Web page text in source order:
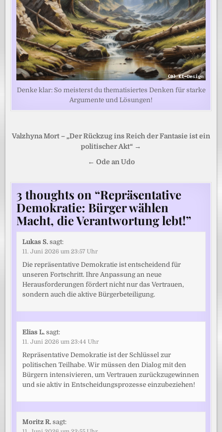
Denke klar: So meisterst du thematisiertes Denken für starke
Argumente und Lösungen!
Beitragsnavigation
Valzhyna Mort – „Der Rückzug ins Reich der Fantasie ist ein
politischer Akt“ →
← Ode an Udo
3 thoughts on “Repräsentative
Demokratie: Bürger wählen
Macht, die Verantwortung lebt!”
Lukas S. sagt:
11. Juni 2026 um 23:57 Uhr
Die repräsentative Demokratie ist entscheidend für
unseren Fortschritt. Ihre Anpassung an neue
Herausforderungen fördert nicht nur das Vertrauen,
sondern auch die aktive Bürgerbeteiligung.
Elias L. sagt:
11. Juni 2026 um 23:44 Uhr
Repräsentative Demokratie ist der Schlüssel zur
politischen Teilhabe. Wir müssen den Dialog mit den
Bürgern intensivieren, um Vertrauen zurückzugewinnen
und sie aktiv in Entscheidungsprozesse einzubeziehen!
Moritz R. sagt: